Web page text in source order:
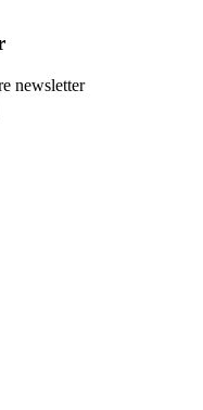
newsletter